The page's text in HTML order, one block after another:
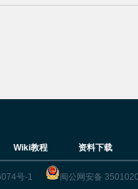
Wiki教程 资料下载
号-1 闽公网安备